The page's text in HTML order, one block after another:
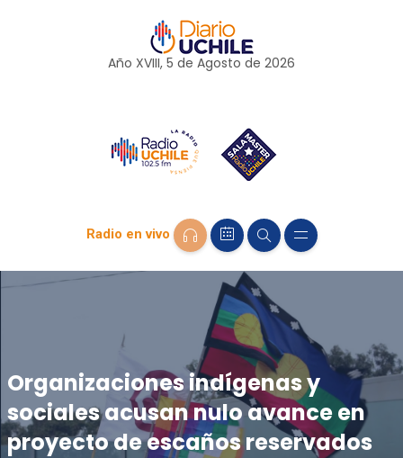
Año XVIII, 5 de Agosto de 2026
Radio en vivo
Organizaciones indígenas y
sociales acusan nulo avance en
proyecto de escaños reservados